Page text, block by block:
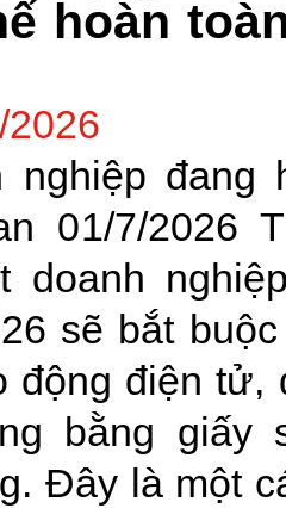
hoàn
nghiệp đang
01/7/2026
doanh
sẽ bắt
động điện tử,
bằng giấy
Đây là một